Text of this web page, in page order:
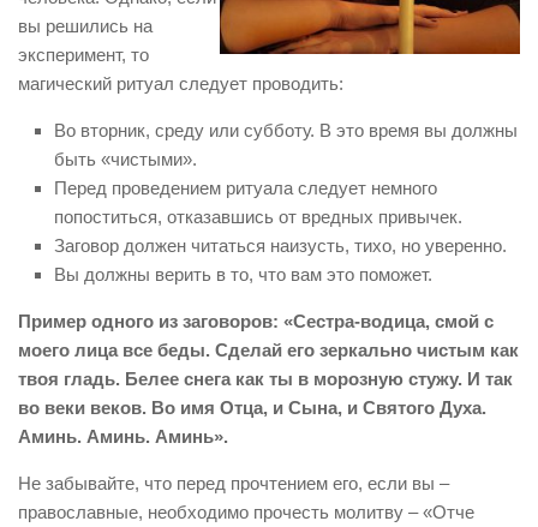
вы решились на
эксперимент, то
магический ритуал следует проводить:
Во вторник, среду или субботу. В это время вы должны
быть «чистыми».
Перед проведением ритуала следует немного
попоститься, отказавшись от вредных привычек.
Заговор должен читаться наизусть, тихо, но уверенно.
Вы должны верить в то, что вам это поможет.
Пример одного из заговоров: «Сестра-водица, смой с
моего лица все беды. Сделай его зеркально чистым как
твоя гладь. Белее снега как ты в морозную стужу. И так
во веки веков. Во имя Отца, и Сына, и Святого Духа.
Аминь. Аминь. Аминь».
Не забывайте, что перед прочтением его, если вы –
православные, необходимо прочесть молитву – «Отче